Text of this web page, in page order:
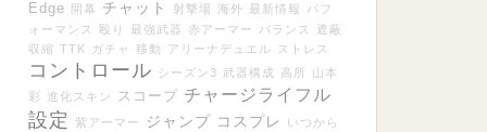
Edge
開幕 チャット 射撃場 海外 最新情報
パフ
ォーマンス
殴り 最強武器 赤アーマー バランス
遮蔽
収縮 TTK ガチャ 移動 アリーナデュエル ストレス
コントロール シーズン3 武器構成 高所
山本
彩
進化スキン スコープ チャージライフル
設定 紫アーマー ジャンプ コスプレ
いつから